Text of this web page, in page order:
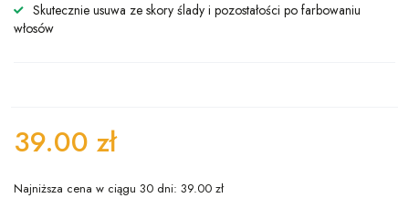
Skutecznie usuwa ze skory ślady i pozostałości po farbowaniu
włosów
39.00 zł
Najniższa cena w ciągu 30 dni: 39.00 zł